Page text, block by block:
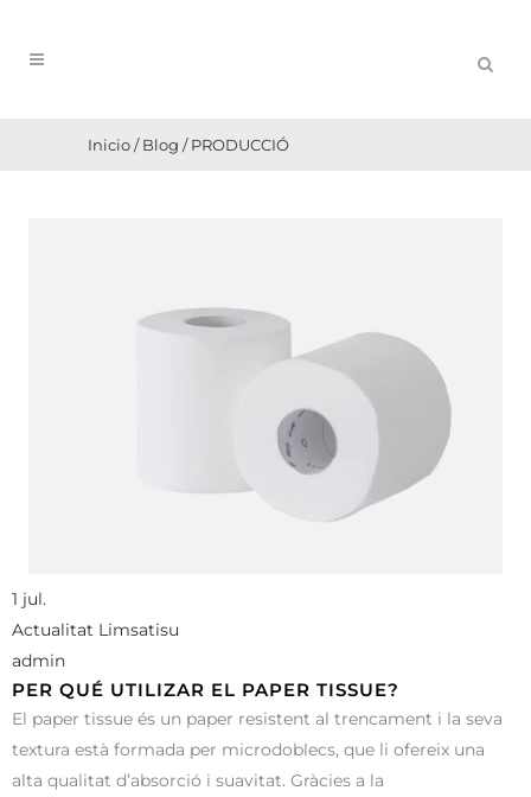
Inicio/Blog /PRODUCCIÓ
1 jul.
Actualitat Limsatisu
admin
PER QUÉ UTILIZAR EL PAPER TISSUE?
El paper tissue és un paper resistent al trencament i la seva
textura està formada per microdoblecs, que li ofereix una
alta qualitat d’absorció i suavitat. Gràcies a la